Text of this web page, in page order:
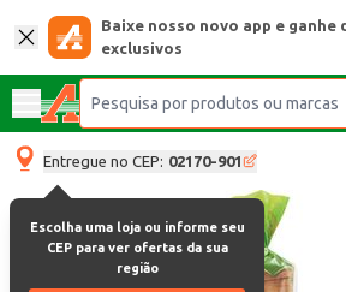
Baixe nosso novo app e ganhe
exclusivos
Entregue no CEP: 02170-901
Escolha uma loja ou informe seu
CEP para ver ofertas da sua
região